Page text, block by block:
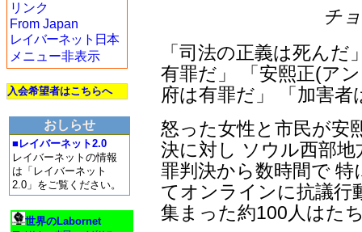
リンク
From Japan
レイバーネット日本
メニュー非表示
入会希望者はこちらへ
おしらせ
■レイバーネット2.0
レイバーネットの情報
は「レイバーネット
2.0」をご覧ください。
世界のLabornet
チ
「司法の正義は死ん
有罪だ」 「安熙正(ア
府は有罪だ」 「加害
怒った女性と市民が安
決に対し ソウル西部
罪判決から数時間で
てオンラインに抗議行
集まった約100人はた